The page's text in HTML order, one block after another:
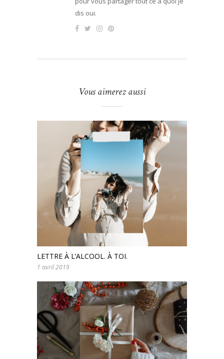
dis oui.
Vous aimerez aussi
LETTRE À L’ALCOOL. À TOI.
1 avril 2019